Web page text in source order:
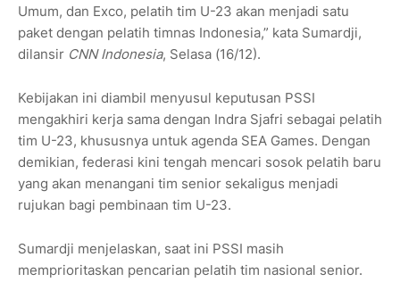
Umum, dan Exco, pelatih tim U-23 akan menjadi satu
paket dengan pelatih timnas Indonesia,” kata Sumardji,
dilansir CNN Indonesia, Selasa (16/12).
Kebijakan ini diambil menyusul keputusan PSSI
mengakhiri kerja sama dengan Indra Sjafri sebagai pelatih
tim U-23, khususnya untuk agenda SEA Games. Dengan
demikian, federasi kini tengah mencari sosok pelatih baru
yang akan menangani tim senior sekaligus menjadi
rujukan bagi pembinaan tim U-23.
Sumardji menjelaskan, saat ini PSSI masih
memprioritaskan pencarian pelatih tim nasional senior.